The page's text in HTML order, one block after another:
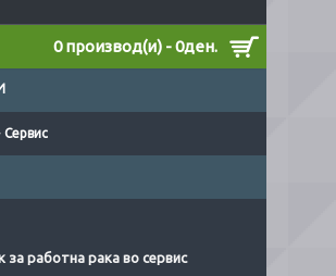
0 производ(и) - 0ден.
Сервис
за работна рака во сервис